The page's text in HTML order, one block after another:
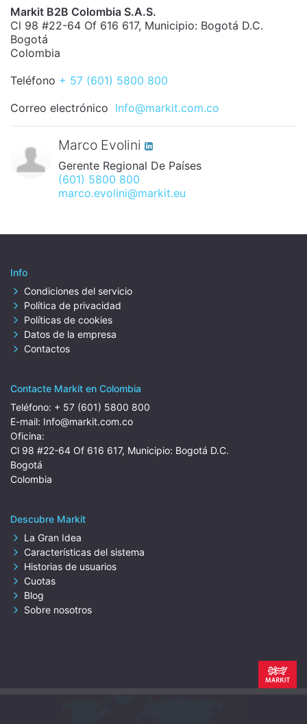
Markit B2B Colombia S.A.S.
Cl 98 #22-64 Of 616 617, Municipio: Bogotá D.C.
Bogotá
Colombia
Teléfono + 57 (601) 5800 800
Correo electrónico Info@markit.com.co
Marco Evolini
Gerente Regional De Países
(601) 5800 800
marco.evolini@markit.eu
Info
Condiciones del servicio
Política de privacidad
Políticas de cookies
Datos de la empresa
Contactos
Contacte Markit en Colombia
Teléfono: + 57 (601) 5800 800
E-mail: Info@markit.com.co
Oficina:
Cl 98 #22-64 Of 616 617, Municipio: Bogotá D.C.
Bogotá
Colombia
Descubre Markit
La Gran Idea
Características del sistema
Historias de usuarios
Cuotas
Blog
Sobre nosotros